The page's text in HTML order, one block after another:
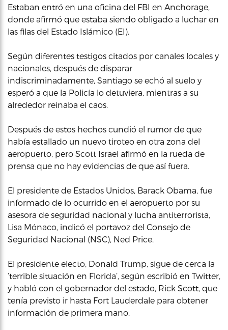
Estaban entró en una oficina del FBI en Anchorage,
donde afirmó que estaba siendo obligado a luchar en
las filas del Estado Islámico (EI).
Según diferentes testigos citados por canales locales y
nacionales, después de disparar
indiscriminadamente, Santiago se echó al suelo y
esperó a que la Policía lo detuviera, mientras a su
alrededor reinaba el caos.
Después de estos hechos cundió el rumor de que
había estallado un nuevo tiroteo en otra zona del
aeropuerto, pero Scott Israel afirmó en la rueda de
prensa que no hay evidencias de que así fuera.
El presidente de Estados Unidos, Barack Obama, fue
informado de lo ocurrido en el aeropuerto por su
asesora de seguridad nacional y lucha antiterrorista,
Lisa Mónaco, indicó el portavoz del Consejo de
Seguridad Nacional (NSC), Ned Price.
El presidente electo, Donald Trump, sigue de cerca la
‘terrible situación en Florida’, según escribió en Twitter,
y habló con el gobernador del estado, Rick Scott, que
tenía previsto ir hasta Fort Lauderdale para obtener
información de primera mano.